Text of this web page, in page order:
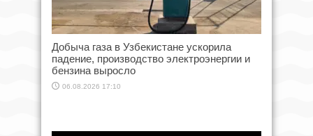
Добыча газа в Узбекистане ускорила
падение, производство электроэнергии и
бензина выросло
06.08.2026 17:10